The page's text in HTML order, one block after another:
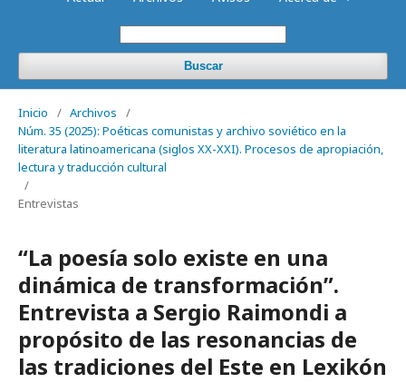
Buscar
Inicio / Archivos
/
Núm. 35 (2025): Poéticas comunistas y archivo soviético en la
literatura latinoamericana (siglos XX-XXI). Procesos de apropiación,
lectura y traducción cultural
/
Entrevistas
“La poesía solo existe en una
dinámica de transformación”.
Entrevista a Sergio Raimondi a
propósito de las resonancias de
las tradiciones del Este en Lexikón